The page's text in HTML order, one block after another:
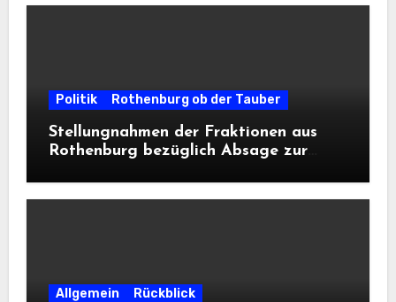
Politik Rothenburg ob der Tauber
Stellungnahmen der Fraktionen aus
Rothenburg bezüglich Absage zur
Allgemein Rückblick